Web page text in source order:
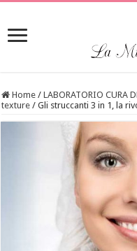
Home / LABORATORIO CURA
texture / Gli struccanti 3 in 1, la